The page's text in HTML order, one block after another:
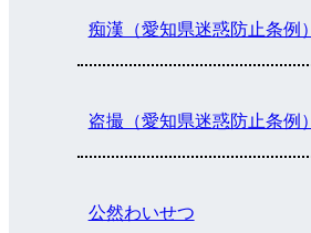
痴漢（愛知県迷惑防止条例）
盗撮（愛知県迷惑防止条例）
公然わいせつ